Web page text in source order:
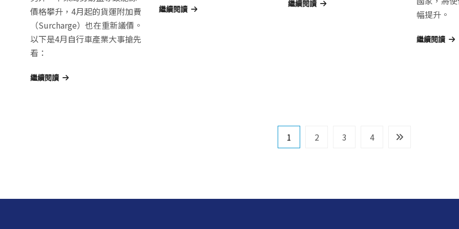
價格攀升，4月起的貨運附加費
（Surcharge）也在重新議價。
以下是4月自行車產業大事搶先
看：
繼續閱讀
繼續閱讀
繼續閱讀
幅提升。
繼續閱讀
1 2 3 4